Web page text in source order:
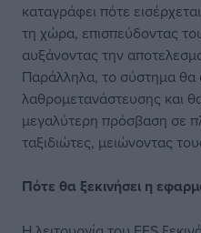
καταγράφει πότε
τη χώρα, επισπεύδοντας
αυξάνοντας την
Παράλληλα, το σύστημα θα
λαθρομετανάστευσης και
μεγαλύτερη πρόσβαση σε
ταξιδιώτες, μειώνοντας
Πότε θα ξεκινήσει η